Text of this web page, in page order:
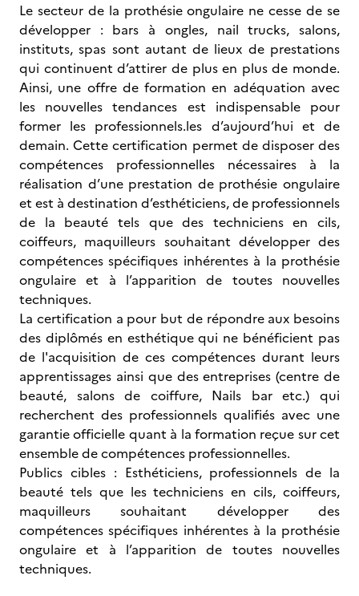
Le secteur de la prothésie ongulaire ne cesse de se
développer : bars à ongles, nail trucks, salons,
instituts, spas sont autant de lieux de prestations
qui continuent d’attirer de plus en plus de monde.
Ainsi, une offre de formation en adéquation avec
les nouvelles tendances est indispensable pour
former les professionnels.les d’aujourd’hui et de
demain. Cette certification permet de disposer des
compétences professionnelles nécessaires à la
réalisation d’une prestation de prothésie ongulaire
et est à destination d’esthéticiens, de professionnels
de la beauté tels que des techniciens en cils,
coiffeurs, maquilleurs souhaitant développer des
compétences spécifiques inhérentes à la prothésie
ongulaire et à l’apparition de toutes nouvelles
techniques.
La certification a pour but de répondre aux besoins
des diplômés en esthétique qui ne bénéficient pas
de l'acquisition de ces compétences durant leurs
apprentissages ainsi que des entreprises (centre de
beauté, salons de coiffure, Nails bar etc.) qui
recherchent des professionnels qualifiés avec une
garantie officielle quant à la formation reçue sur cet
ensemble de compétences professionnelles.
Publics cibles : Esthéticiens, professionnels de la
beauté tels que les techniciens en cils, coiffeurs,
maquilleurs souhaitant développer des
compétences spécifiques inhérentes à la prothésie
ongulaire et à l’apparition de toutes nouvelles
techniques.